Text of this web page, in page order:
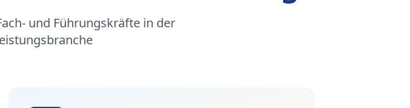
und Führungskräfte in der